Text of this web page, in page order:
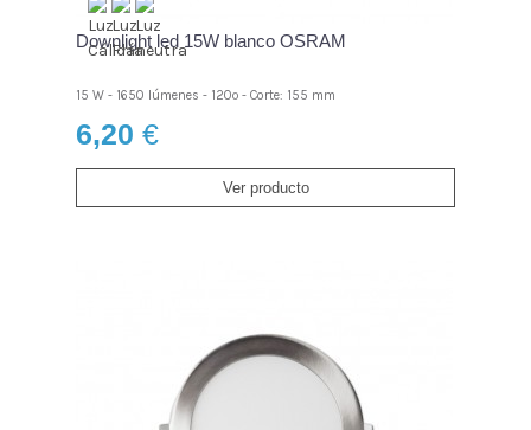
Downlight led 15W blanco OSRAM
15 W - 1650 lúmenes - 120º - Corte: 155 mm
6,20 €
Ver producto